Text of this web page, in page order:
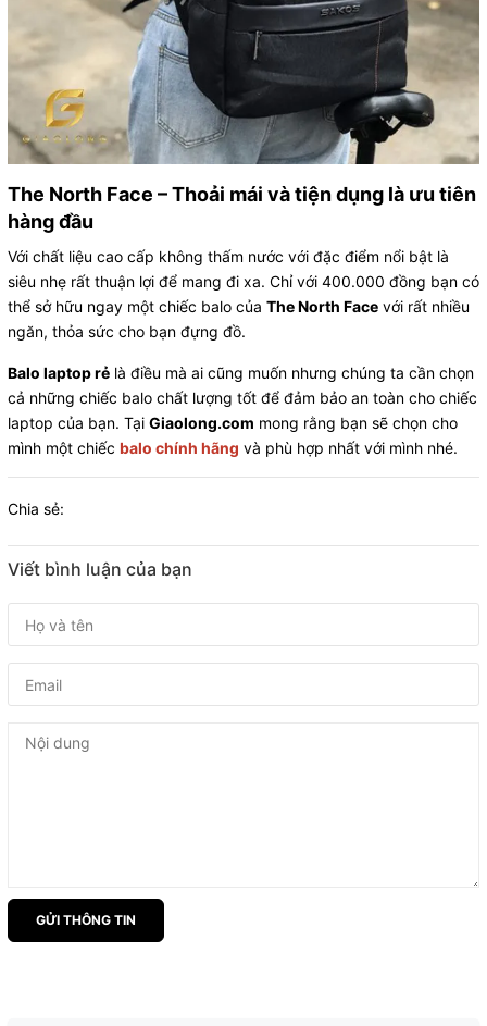
The North Face – Thoải mái và tiện dụng là ưu tiên
hàng đầu
Với chất liệu cao cấp không thấm nước với đặc điểm nổi bật là
siêu nhẹ rất thuận lợi để mang đi xa. Chỉ với 400.000 đồng bạn có
thể sở hữu ngay một chiếc balo của The North Face với rất nhiều
ngăn, thỏa sức cho bạn đựng đồ.
Balo laptop rẻ là điều mà ai cũng muốn nhưng chúng ta cần chọn
cả những chiếc balo chất lượng tốt để đảm bảo an toàn cho chiếc
laptop của bạn. Tại Giaolong.com mong rằng bạn sẽ chọn cho
mình một chiếc balo chính hãng và phù hợp nhất với mình nhé.
Chia sẻ:
Viết bình luận của bạn
GỬI THÔNG TIN